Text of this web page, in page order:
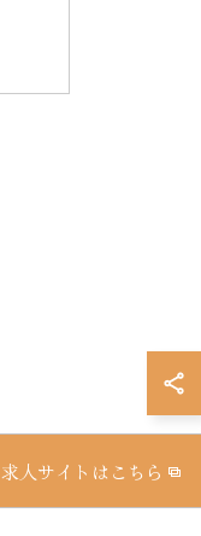
求人サイトはこちら